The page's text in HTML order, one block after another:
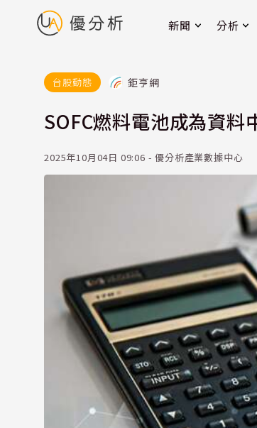
新聞 分析
台股動態 鉅亨網
SOFC燃料電池成為資
2025年10月04日 09:06 - 優分析產業數據中心